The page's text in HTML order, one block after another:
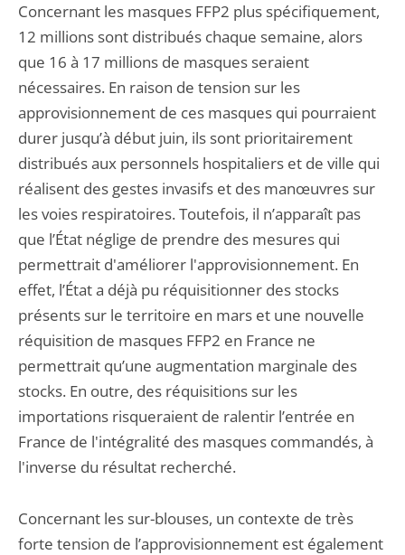
Concernant les masques FFP2 plus spécifiquement,
12 millions sont distribués chaque semaine, alors
que 16 à 17 millions de masques seraient
nécessaires. En raison de tension sur les
approvisionnement de ces masques qui pourraient
durer jusqu’à début juin, ils sont prioritairement
distribués aux personnels hospitaliers et de ville qui
réalisent des gestes invasifs et des manœuvres sur
les voies respiratoires. Toutefois, il n’apparaît pas
que l’État néglige de prendre des mesures qui
permettrait d'améliorer l'approvisionnement. En
effet, l’État a déjà pu réquisitionner des stocks
présents sur le territoire en mars et une nouvelle
réquisition de masques FFP2 en France ne
permettrait qu’une augmentation marginale des
stocks. En outre, des réquisitions sur les
importations risqueraient de ralentir l’entrée en
France de l'intégralité des masques commandés, à
l'inverse du résultat recherché.
Concernant les sur-blouses, un contexte de très
forte tension de l’approvisionnement est également